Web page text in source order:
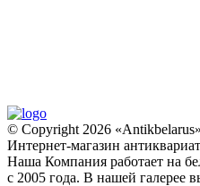
© Copyright 2026 «Antikbelarus»
Интернет-магазин
Наша Компания работает на
с 2005 года. В нашей галерее